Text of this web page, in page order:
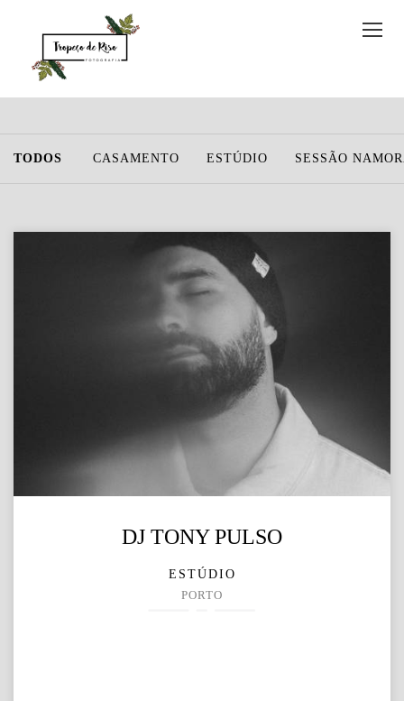
TODOS CASAMENTO ESTÚDIO SESSÃO
DJ TONY PULSO
ESTÚDIO
PORTO